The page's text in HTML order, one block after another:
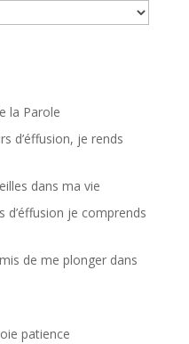
la Parole
d’éffusion, je rends
dans ma vie
d’éffusion je comprends
de me plonger dans
patience